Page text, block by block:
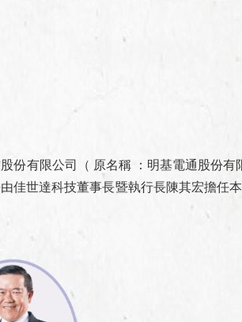
份有限公司（ 原名稱 ：明基電通股份
佳世達科技董事長暨執行長陳其宏擔任